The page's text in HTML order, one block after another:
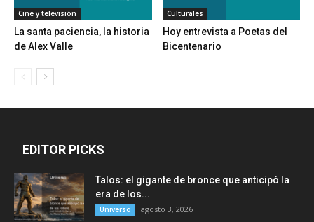
Cine y televisión
La santa paciencia, la historia
de Alex Valle
Culturales
Hoy entrevista a Poetas del
Bicentenario
EDITOR PICKS
Talos: el gigante de bronce que anticipó la
era de los...
Universo agosto 3, 2026